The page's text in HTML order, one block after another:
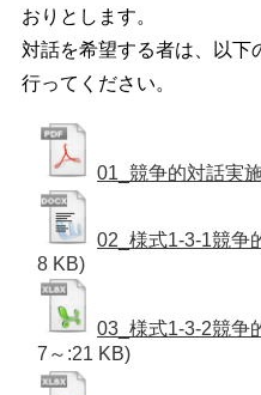
おりとします。
対話を希望する者は、以下
行ってください。
01_競争的対話実
02_様式1-3-1競争
8 KB)
03_様式1-3-2競争
7～:21 KB)